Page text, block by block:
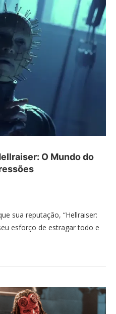
O Mundo do
sua reputação, “Hellraiser:
esforço de estragar todo e